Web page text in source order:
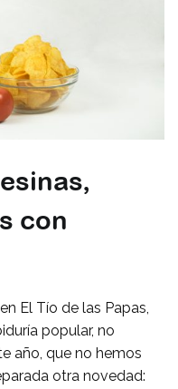
con
El Tío de las Papas,
popular, no
año, que no hemos
otra novedad: